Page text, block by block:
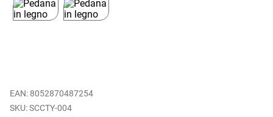
EAN: 8052870487254
SCCTY-004